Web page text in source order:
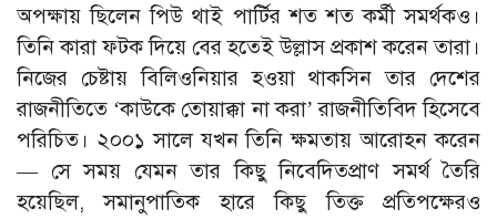
অপক্ষায় ছিলেন পিউ থাই পার্টির শত শত কর্মী সমর্থকও।
তিনি কারা ফটক দিয়ে বের হতেই উল্লাস প্রকাশ করেন তারা।
নিজের চেষ্টায় বিলিওনিয়ার হওয়া থাকসিন তার দেশের
রাজনীতিতে ‘কাউকে তোয়াক্কা না করা’ রাজনীতিবিদ হিসেবে
পরিচিত। ২০০১ সালে যখন তিনি ক্ষমতায় আরোহন করেন
— সে সময় যেমন তার কিছু নিবেদিতপ্রাণ সমর্থ তৈরি
হয়েছিল, সমানুপাতিক হারে কিছু তিক্ত প্রতিপক্ষেরও